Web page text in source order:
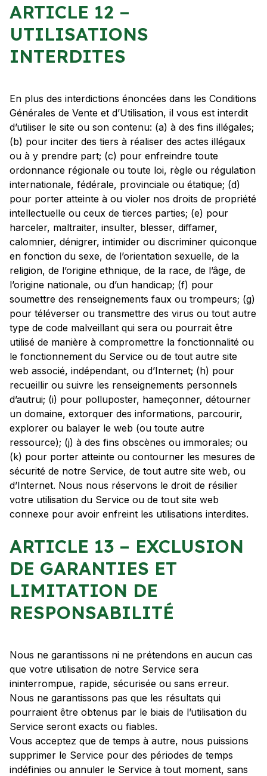
ARTICLE 12 –
UTILISATIONS
INTERDITES
En plus des interdictions énoncées dans les Conditions
Générales de Vente et d’Utilisation, il vous est interdit
d’utiliser le site ou son contenu: (a) à des fins illégales;
(b) pour inciter des tiers à réaliser des actes illégaux
ou à y prendre part; (c) pour enfreindre toute
ordonnance régionale ou toute loi, règle ou régulation
internationale, fédérale, provinciale ou étatique; (d)
pour porter atteinte à ou violer nos droits de propriété
intellectuelle ou ceux de tierces parties; (e) pour
harceler, maltraiter, insulter, blesser, diffamer,
calomnier, dénigrer, intimider ou discriminer quiconque
en fonction du sexe, de l’orientation sexuelle, de la
religion, de l’origine ethnique, de la race, de l’âge, de
l’origine nationale, ou d’un handicap; (f) pour
soumettre des renseignements faux ou trompeurs; (g)
pour téléverser ou transmettre des virus ou tout autre
type de code malveillant qui sera ou pourrait être
utilisé de manière à compromettre la fonctionnalité ou
le fonctionnement du Service ou de tout autre site
web associé, indépendant, ou d’Internet; (h) pour
recueillir ou suivre les renseignements personnels
d’autrui; (i) pour polluposter, hameçonner, détourner
un domaine, extorquer des informations, parcourir,
explorer ou balayer le web (ou toute autre
ressource); (j) à des fins obscènes ou immorales; ou
(k) pour porter atteinte ou contourner les mesures de
sécurité de notre Service, de tout autre site web, ou
d’Internet. Nous nous réservons le droit de résilier
votre utilisation du Service ou de tout site web
connexe pour avoir enfreint les utilisations interdites.
ARTICLE 13 – EXCLUSION
DE GARANTIES ET
LIMITATION DE
RESPONSABILITÉ
Nous ne garantissons ni ne prétendons en aucun cas
que votre utilisation de notre Service sera
ininterrompue, rapide, sécurisée ou sans erreur.
Nous ne garantissons pas que les résultats qui
pourraient être obtenus par le biais de l’utilisation du
Service seront exacts ou fiables.
Vous acceptez que de temps à autre, nous puissions
supprimer le Service pour des périodes de temps
indéfinies ou annuler le Service à tout moment, sans